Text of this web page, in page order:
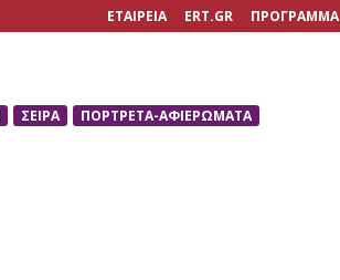
ΕΤΑΙΡΕΙΑ ERT.GR ΠΡΟΓΡΑΜΜΑ
ΣΕΙΡΑ ΠΟΡΤΡΕΤΑ-ΑΦΙΕΡΩΜΑΤΑ